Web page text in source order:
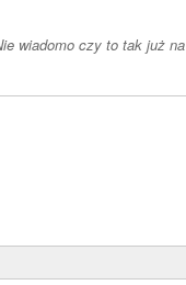
wiadomo czy to tak już